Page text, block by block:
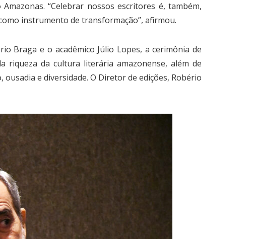
“Celebrar nossos escritores é, também,
instrumento de transformação”, afirmou.
Braga e o acadêmico Júlio Lopes, a cerimônia de
riqueza da cultura literária amazonense, além de
e diversidade. O Diretor de edições, Robério